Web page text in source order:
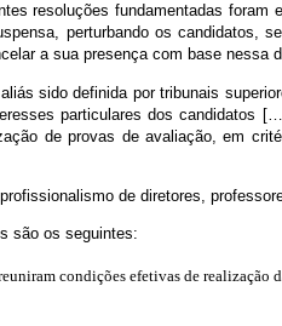
resoluções fundamentadas
perturbando os candidatos,
a sua presença com base nessa
sido definida por tribunais
particulares dos candidatos
de provas de avaliação, em
de diretores,
são os seguintes:
condições efetivas de realização